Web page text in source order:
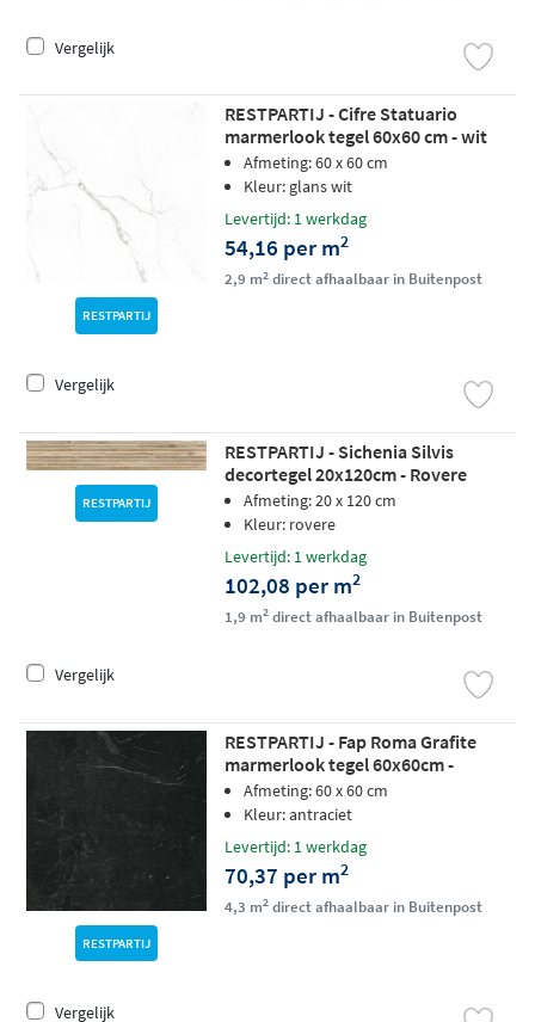
Vergelijk
RESTPARTIJ
RESTPARTIJ - Cifre Statuario
marmerlook tegel 60x60 cm - wit
glansAfmeting: 60 x 60 cm
Kleur: glans wit
Levertijd: 1 werkdag
54,16 per m2
2,9 m2direct afhaalbaar in Buitenpost
Vergelijk
RESTPARTIJ
RESTPARTIJ - Sichenia Silvis
decortegel 20x120cm - Rovere
Afmeting: 20 x 120 cm
Kleur: rovere
Levertijd: 1 werkdag
102,08 per m2
1,9 m2direct afhaalbaar in Buitenpost
Vergelijk
RESTPARTIJ
RESTPARTIJ - Fap Roma Grafite
marmerlook tegel 60x60cm -
antraciet
Afmeting: 60 x 60 cm
Kleur: antraciet
Levertijd: 1 werkdag
70,37 per m2
4,3 m2direct afhaalbaar in Buitenpost
Vergelijk